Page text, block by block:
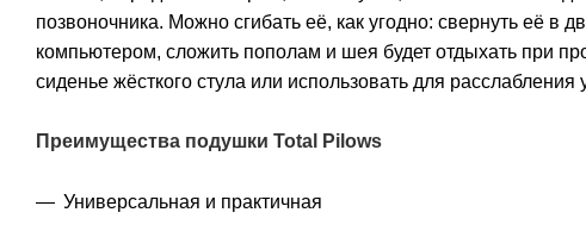
позвоночника. Можно сгибать её, как угодно: свернуть её в
компьютером, сложить пополам и шея будет отдыхать при
сиденье жёсткого стула или использовать для расслабления
Преимущества подушки Total Pilows
Универсальная и практичная